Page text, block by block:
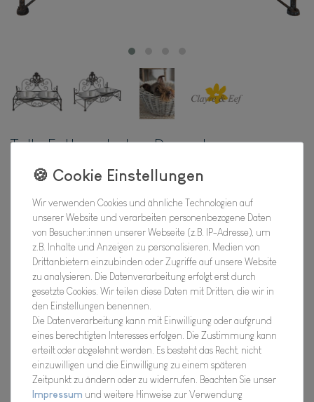
Tolle Futterschalen, Doppel
Hundefressnapf aus Eisen, Modell
"LANDSITZ", zwei Edelstahl Näpfe,
Eisengestell mit Verzierungen, ideal für
drinnen und draußen
Hersteller
31,07 EUR*
Stück
Wir verwenden Cookies und ähnliche Technologien auf
unserer Website und verarbeiten personenbezogene Daten
von Besucher:innen unserer Webseite (z.B. IP-Adresse), um
z.B. Inhalte und Anzeigen zu personalisieren, Medien von
Drittanbietern einzubinden oder Zugriffe auf unsere Website
zu analysieren. Die Datenverarbeitung erfolgt erst durch
gesetzte Cookies. Wir teilen diese Daten mit Dritten, die wir in
den Einstellungen benennen.
Die Datenverarbeitung kann mit Einwilligung oder aufgrund
eines berechtigten Interesses erfolgen. Die Zustimmung kann
erteilt oder abgelehnt werden. Es besteht das Recht, nicht
einzuwilligen und die Einwilligung zu einem späteren
Zeitpunkt zu ändern oder zu widerrufen. Beachten Sie unser
Impressum und weitere Hinweise zur Verwendung